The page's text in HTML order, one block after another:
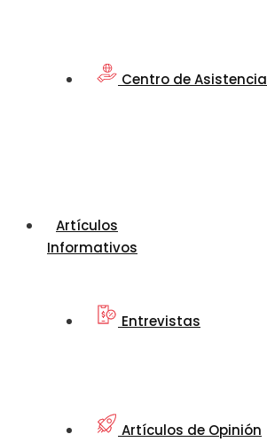
Centro de Asistencia
Artículos
Informativos
Entrevistas
Artículos de Opinión